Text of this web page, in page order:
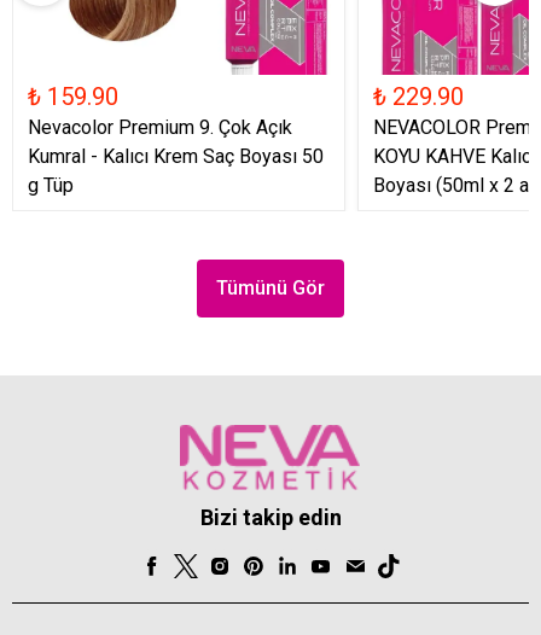
₺ 159.90
Nevacolor Premium 9. Çok Açık
Kumral - Kalıcı Krem Saç Boyası 50
g Tüp
₺ 229.90
NEVACOLOR
KOYU KAHVE
Boyası (50ml x 2
Tümünü Gör
Bizi takip edin